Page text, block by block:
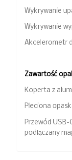
Wykrywanie
Wykrywanie
Akcelerometr
Zawartość
Koperta z
Pleciona
Przewód USB-
podłączany